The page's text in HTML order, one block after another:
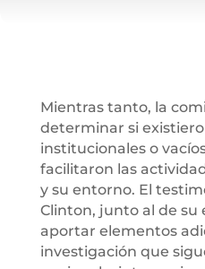
Mientras tanto, la
determinar si
institucionales o
facilitaron las
y su entorno. El
Clinton, junto al de su
aportar elementos
investigación que